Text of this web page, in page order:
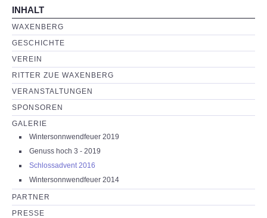
INHALT
WAXENBERG
GESCHICHTE
VEREIN
RITTER ZUE WAXENBERG
VERANSTALTUNGEN
SPONSOREN
GALERIE
Wintersonnwendfeuer 2019
Genuss hoch 3 - 2019
Schlossadvent 2016
Wintersonnwendfeuer 2014
PARTNER
PRESSE